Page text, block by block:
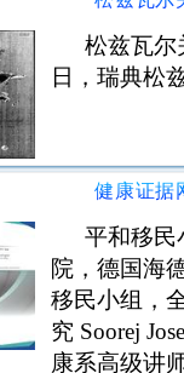
松兹瓦尔
日，瑞典松
平和移民
院，德国海
移民小组，
究 Soorej
康系高级讲